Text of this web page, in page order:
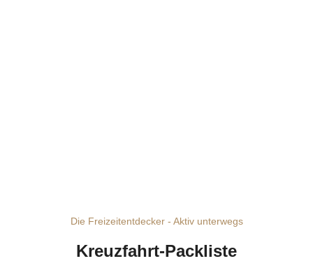
Die Freizeitentdecker - Aktiv unterwegs
Kreuzfahrt-Packliste